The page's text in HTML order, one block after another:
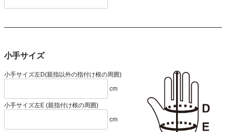
小手サイズ
小手サイズ左D(親指以外の指付け根の周囲)
cm
小手サイズ左E (親指付け根の周囲)
cm